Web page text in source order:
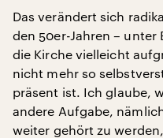
Das verändert sich
den 50er-Jahren – unter
die Kirche vielleicht
nicht mehr so
präsent ist. Ich glaube,
andere Aufgabe,
weiter gehört zu